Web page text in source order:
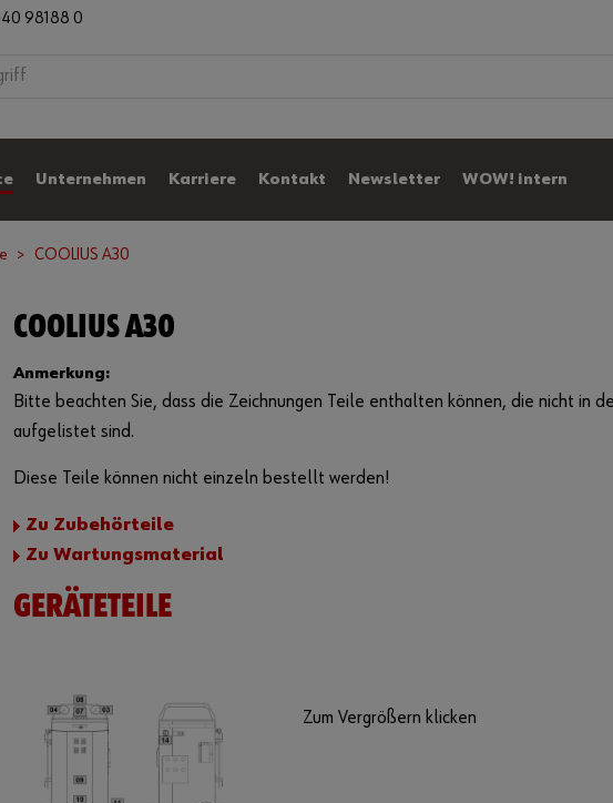
98188 0
Unternehmen Karriere Kontakt Newsletter WOW! intern
COOLIUS A30
COOLIUS A30
Anmerkung:
Bitte beachten Sie, dass die Zeichnungen Teile enthalten können, die nicht in
aufgelistet sind.
Diese Teile können nicht einzeln bestellt werden!
Zu Zubehörteile
Zu Wartungsmaterial
GERÄTETEILE
Zum Vergrößern klicken